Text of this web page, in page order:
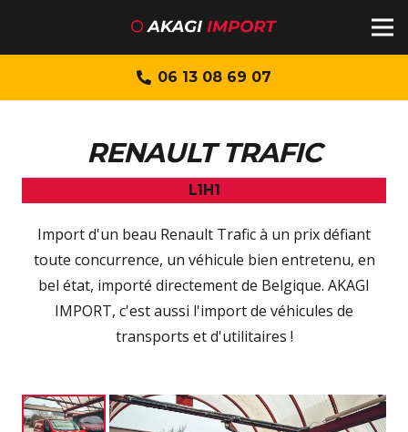
06 13 08 69 07
RENAULT TRAFIC
L1H1
Import d'un beau Renault Trafic à un prix défiant
toute concurrence, un véhicule bien entretenu, en
bel état, importé directement de Belgique. AKAGI
IMPORT, c'est aussi l'import de véhicules de
transports et d'utilitaires !